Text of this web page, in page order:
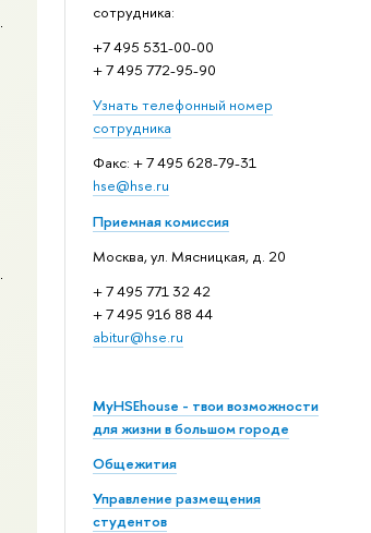
сотрудника:
+7 495 531-00-00
+ 7 495 772-95-90
Узнать телефонный номер
сотрудника
Факс: + 7 495 628-79-31
hse@hse.ru
Приемная комиссия
Москва, ул. Мясницкая, д. 20
+ 7 495 771 32 42
+ 7 495 916 88 44
abitur@hse.ru
MyHSEhouse - твои возможности
для жизни в большом городе
Общежития
Управление размещения
студентов